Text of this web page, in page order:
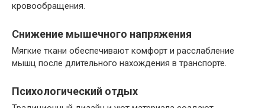
кровообращения.
Снижение мышечного напряжения
Мягкие ткани обеспечивают комфорт и расслабление
мышц после длительного нахождения в транспорте.
Психологический отдых